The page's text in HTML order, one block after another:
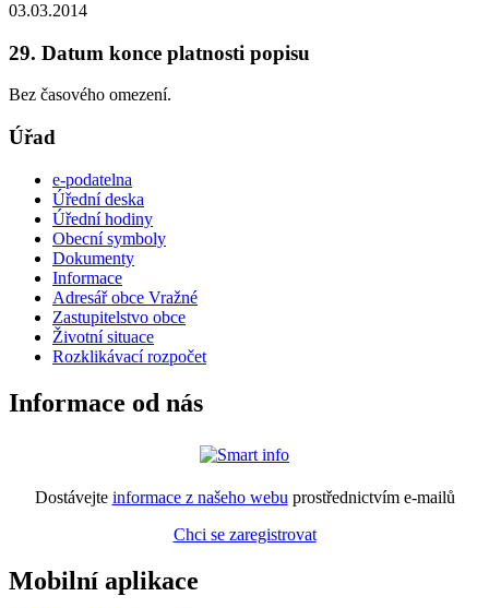
03.03.2014
29. Datum konce platnosti popisu
Bez časového omezení.
Úřad
e-podatelna
Úřední deska
Úřední hodiny
Obecní symboly
Dokumenty
Informace
Adresář obce Vražné
Zastupitelstvo obce
Životní situace
Rozklikávací rozpočet
Informace od nás
Dostávejte informace z našeho webu prostřednictvím e-mailů
Chci se zaregistrovat
Mobilní aplikace